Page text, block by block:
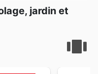
jardin et